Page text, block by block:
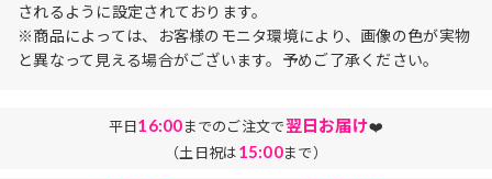
されるように設定されております。
※商品によっては、お客様のモニタ環境により、画像の色が実物
と異なって見える場合がございます。予めご了承ください。
平日16:00までのご注文で翌日お届け❤️
（土日祝は15:00まで）